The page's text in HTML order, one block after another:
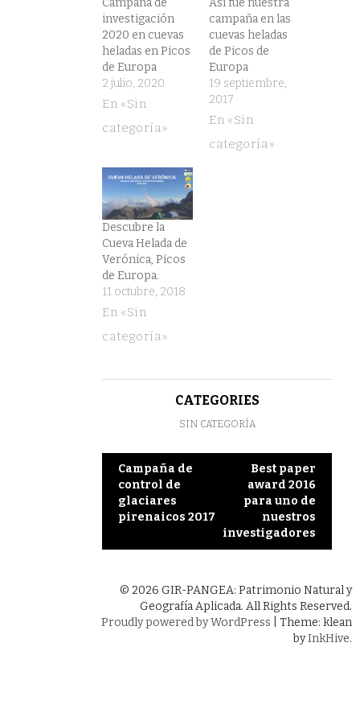
Campaña de
investigación
2020 en cuevas
heladas en Picos
de Europa
2 julio, 2020
En «Sin
categoría»
Así fue nuestra
campaña en las
cuevas heladas
de Picos de
Europa
19 septiembre,
2017
En «Sin
categoría»
Descubre la
Cueva Helada de
Verónica, Picos
de Europa.
11 octubre, 2018
En «Sin
categoría»
CATEGORIES
SIN CATEGORÍA
Post
navigation
Campaña de
control de
glaciares
pirenaicos 2017
Best paper
award 2016
para uno de
nuestros
investigadores
© 2026 GIR-PANGEA: Patrimonio Natural y
Geografía Aplicada. All Rights Reserved.
Proudly powered by WordPress
Theme: klean
byInkHive.